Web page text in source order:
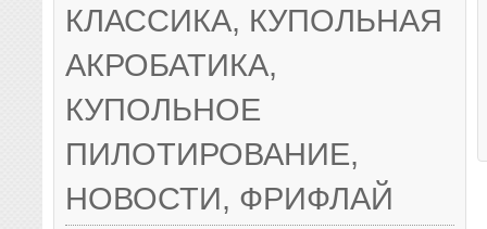
КЛАССИКА, КУПОЛЬНАЯ
АКРОБАТИКА,
КУПОЛЬНОЕ
ПИЛОТИРОВАНИЕ,
НОВОСТИ, ФРИФЛАЙ